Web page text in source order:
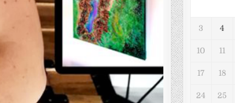
3 4
10 11
17 18
24 25